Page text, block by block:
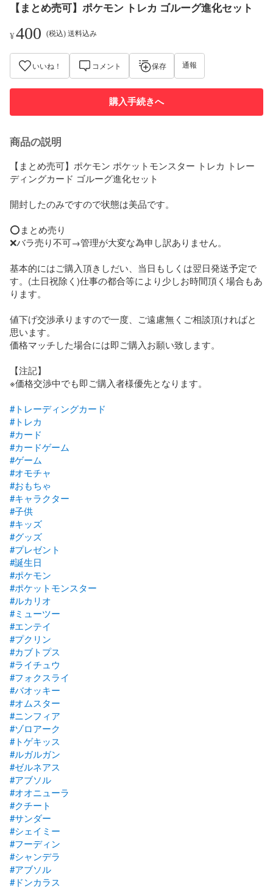
【まとめ売可】ポケモン トレカ ゴルーグ進化セット
¥400 (税込) 送料込み
いいね！ コメント 保存 通報
購入手続きへ
商品の説明
【まとめ売可】ポケモン ポケットモンスター トレカ トレー
ディングカード ゴルーグ進化セット
開封したのみですので状態は美品です。
⭕️まとめ売り
❌バラ売り不可→管理が大変な為申し訳ありません。
基本的にはご購入頂きしだい、当日もしくは翌日発送予定で
す。(土日祝除く)仕事の都合等により少しお時間頂く場合もあ
ります。
値下げ交渉承りますので一度、ご遠慮無くご相談頂ければと
思います。
価格マッチした場合には即ご購入お願い致します。
【注記】
※価格交渉中でも即ご購入者様優先となります。
#トレーディングカード
#トレカ
#カード
#カードゲーム
#ゲーム
#オモチャ
#おもちゃ
#キャラクター
#子供
#キッズ
#グッズ
#プレゼント
#誕生日
#ポケモン
#ポケットモンスター
#ルカリオ
#ミューツー
#エンテイ
#プクリン
#カブトプス
#ライチュウ
#フォクスライ
#バオッキー
#オムスター
#ニンフィア
#ゾロアーク
#トゲキッス
#ルガルガン
#ゼルネアス
#アブソル
#オオニューラ
#クチート
#サンダー
#シェイミー
#フーディン
#シャンデラ
#アブソル
#ドンカラス